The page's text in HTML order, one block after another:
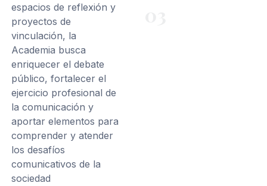
espacios de reflexión y
proyectos de
vinculación, la
Academia busca
enriquecer el debate
público, fortalecer el
ejercicio profesional de
la comunicación y
aportar elementos para
comprender y atender
los desafíos
comunicativos de la
sociedad